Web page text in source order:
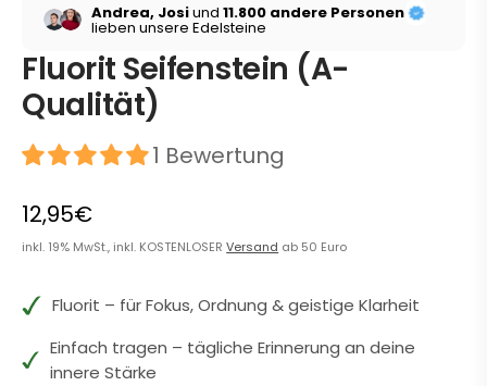
Andrea, Josiund11.800 andere Personen
lieben unsere Edelsteine
Fluorit Seifenstein (A-
Qualität)
1 Bewertung
12,95€
inkl. 19% MwSt., inkl. KOSTENLOSERVersand ab 50 Euro
Fluorit – für Fokus, Ordnung & geistige Klarheit
Einfach tragen – tägliche Erinnerung an deine
innere Stärke